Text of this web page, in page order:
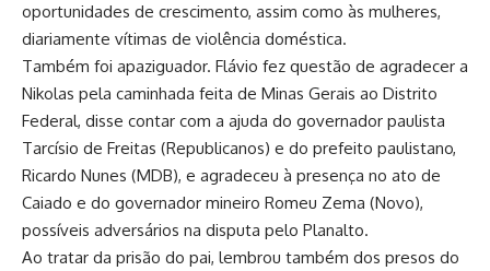
oportunidades de crescimento, assim como às mulheres,
diariamente vítimas de violência doméstica.
Também foi apaziguador. Flávio fez questão de agradecer a
Nikolas pela caminhada feita de Minas Gerais ao Distrito
Federal, disse contar com a ajuda do governador paulista
Tarcísio de Freitas (Republicanos) e do prefeito paulistano,
Ricardo Nunes (MDB), e agradeceu à presença no ato de
Caiado e do governador mineiro Romeu Zema (Novo),
possíveis adversários na disputa pelo Planalto.
Ao tratar da prisão do pai, lembrou também dos presos do